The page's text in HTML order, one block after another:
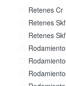
Retenes Cr
Retenes
Retenes